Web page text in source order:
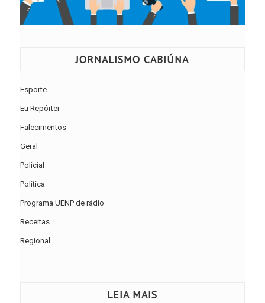
JORNALISMO CABIÚNA
Esporte
Eu Repórter
Falecimentos
Geral
Policial
Política
Programa UENP de rádio
Receitas
Regional
LEIA MAIS